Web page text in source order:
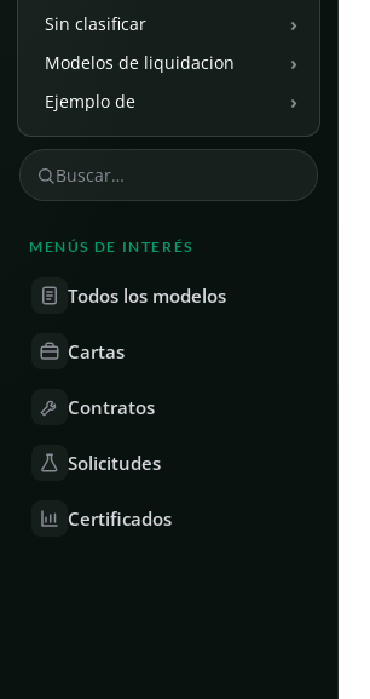
Sin clasificar ›
Modelos de liquidacion ›
Ejemplo de ›
MENÚS DE INTERÉS
Todos los modelos
Cartas
Contratos
Solicitudes
Certificados